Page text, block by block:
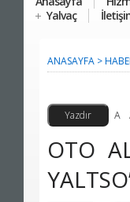
Yalvaç
ANASAYFA >
A
OTO